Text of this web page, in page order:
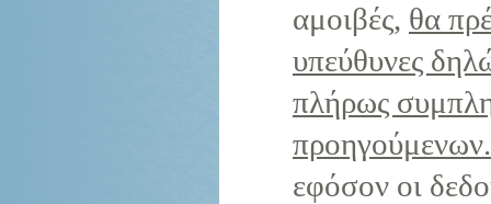
αμοιβές, θα
υπεύθυνες
πλήρως
προηγούμενων.
εφόσον οι